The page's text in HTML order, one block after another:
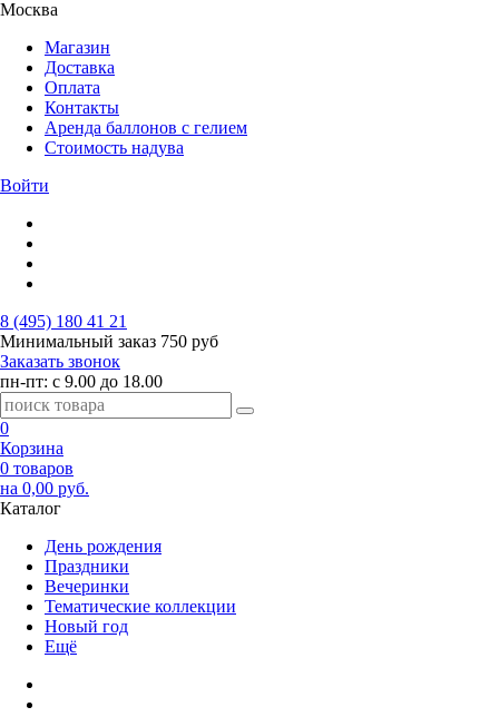
Москва
Магазин
Доставка
Оплата
Контакты
Аренда баллонов с гелием
Стоимость надува
Войти
8 (495) 180 41 21
Минимальный заказ 750 руб
Заказать звонок
пн-пт: с 9.00 до 18.00
0
Корзина
0 товаров
на 0,00 руб.
Каталог
День рождения
Праздники
Вечеринки
Тематические коллекции
Новый год
Ещё